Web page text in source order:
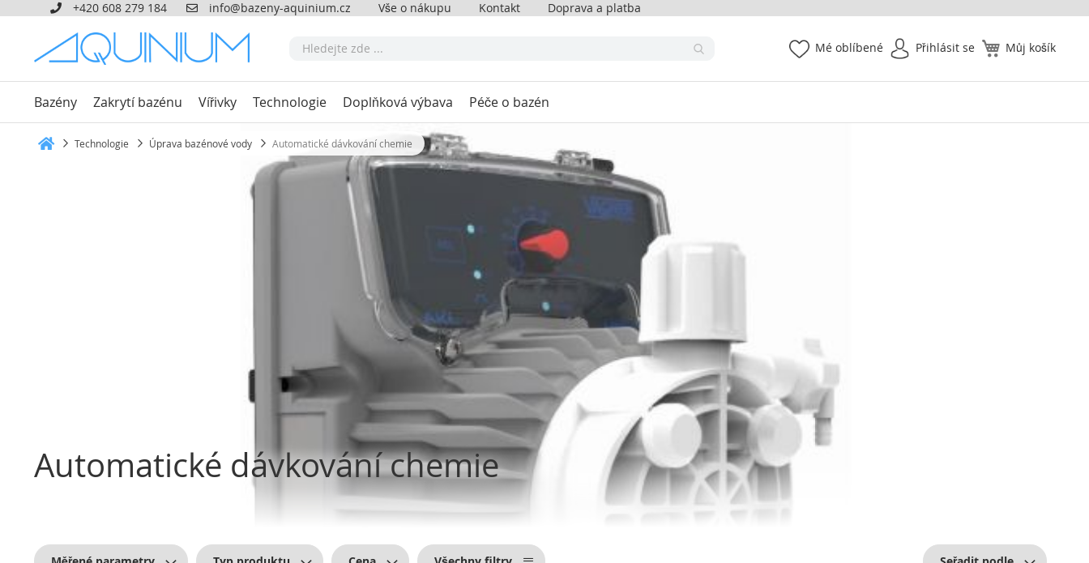
+420 608 279 184 info@bazeny-aquinium.cz Vše o nákupu Kontakt Doprava a platba
Můj košík
Mé oblíbené Přihlásit se
Bazény Zakrytí bazénu Vířivky Technologie Doplňková výbava Péče o bazén
Technologie Úprava bazénové vody Automatické dávkování chemie
Automatické dávkování chemie